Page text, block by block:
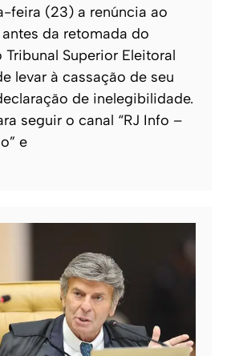
feira (23) a renúncia ao
da retomada do
Superior Eleitoral
levar à cassação de seu
de inelegibilidade.
seguir o canal “RJ Info –
e